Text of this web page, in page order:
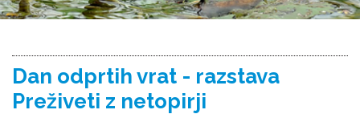
Dan odprtih vrat - razstava
Preživeti z netopirji